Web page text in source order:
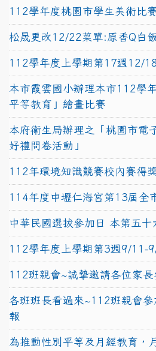
112學年度桃園市學生美術比
松晟更改12/22菜單:原香Q白
112學年度上學期第17週12/
本市霞雲國小辦理本市112學
平等教育」繪畫比賽
本府衛生局辦理之「桃園市電
好禮問卷活動」
112年環境知識競賽校內賽得
114年度中壢仁海宮第13屆全
中華民國選拔參加日 本第五十
112學年度上學期第3週9/11-
112班親會~誠摯邀請各位家長
各班班長看過來~112班親會參
報
為推動性別平等及月經教育，